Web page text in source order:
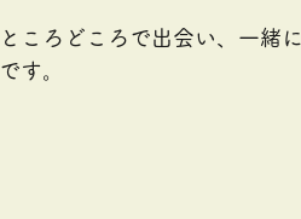
ところどころで出会い、一緒
です。